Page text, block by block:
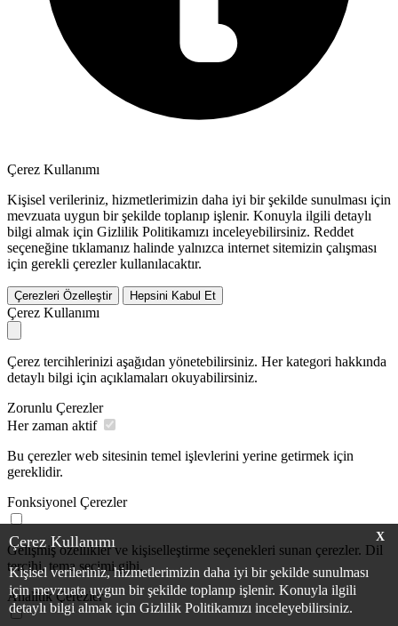
X
Çerez Kullanımı
Kişisel verileriniz, hizmetlerimizin daha iyi bir şekilde sunulması
için mevzuata uygun bir şekilde toplanıp işlenir. Konuyla ilgili
detaylı bilgi almak için Gizlilik Politikamızı inceleyebilirsiniz.
Çerez Kullanımı
Kişisel verileriniz, hizmetlerimizin daha iyi bir şekilde sunulması için
mevzuata uygun bir şekilde toplanıp işlenir. Konuyla ilgili detaylı
bilgi almak için Gizlilik Politikamızı inceleyebilirsiniz. Reddet
seçeneğine tıklamanız halinde yalnızca internet sitemizin çalışması
için gerekli çerezler kullanılacaktır.
Çerezleri Özelleştir Hepsini Kabul Et
Çerez Kullanımı
Çerez tercihlerinizi aşağıdan yönetebilirsiniz. Her kategori hakkında
detaylı bilgi için açıklamaları okuyabilirsiniz.
Zorunlu Çerezler
Her zaman aktif
Bu çerezler web sitesinin temel işlevlerini yerine getirmek için
gereklidir.
Fonksiyonel Çerezler
Gelişmiş özellikler ve kişiselleştirme seçenekleri sunan çerezler. Dil
tercihi, tema seçimi gibi.
Analitik Çerezler